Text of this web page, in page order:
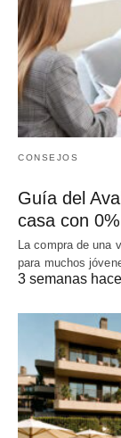
CONSEJOS
Guía del
casa con
La compra de
para muchos
3 semanas hace